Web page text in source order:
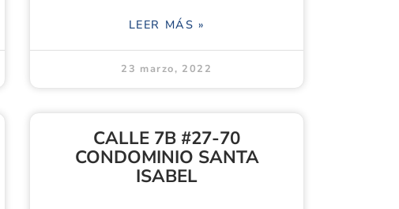
LEER MÁS »
23 marzo, 2022
CALLE 7B #27-70
CONDOMINIO SANTA
ISABEL